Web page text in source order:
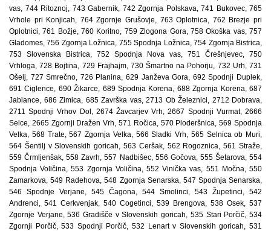
vas, 744 Ritoznoj, 743 Gabernik, 742 Zgornja Polskava, 741 Bukovec, 765
Vrhole pri Konjicah, 764 Zgornje Grušovje, 763 Oplotnica, 762 Brezje pri
Oplotnici, 761 Božje, 760 Koritno, 759 Zlogona Gora, 758 Okoška vas, 757
Gladomes, 756 Zgornja Ložnica, 755 Spodnja Ložnica, 754 Zgornja Bistrica,
753 Slovenska Bistrica, 752 Spodnja Nova vas, 751 Črešnjevec, 750
Vrhloga, 728 Bojtina, 729 Frajhajm, 730 Šmartno na Pohorju, 732 Urh, 731
Ošelj, 727 Smrečno, 726 Planina, 629 Janževa Gora, 692 Spodnji Duplek,
691 Ciglence, 690 Žikarce, 689 Spodnja Korena, 688 Zgornja Korena, 687
Jablance, 686 Zimica, 685 Završka vas, 2713 Ob Železnici, 2712 Dobrava,
2711 Spodnji Vrhov Dol, 2674 Žavcarjev Vrh, 2667 Spodnji Vurmat, 2666
Selce, 2665 Zgornji Dražen Vrh, 571 Ročica, 570 Ploderšnica, 569 Spodnja
Velka, 568 Trate, 567 Zgornja Velka, 566 Sladki Vrh, 565 Selnica ob Muri,
564 Šentilj v Slovenskih goricah, 563 Ceršak, 562 Rogoznica, 561 Straže,
559 Črmljenšak, 558 Zavrh, 557 Nadbišec, 556 Gočova, 555 Šetarova, 554
Spodnja Voličina, 553 Zgornja Voličina, 552 Vinička vas, 551 Močna, 550
Zamarkova, 549 Radehova, 548 Zgornja Senarska, 547 Spodnja Senarska,
546 Spodnje Verjane, 545 Čagona, 544 Smolinci, 543 Župetinci, 542
Andrenci, 541 Cerkvenjak, 540 Cogetinci, 539 Brengova, 538 Osek, 537
Zgornje Verjane, 536 Gradišče v Slovenskih goricah, 535 Stari Porčič, 534
Zgornji Porčič, 533 Spodnji Porčič, 532 Lenart v Slovenskih goricah, 531